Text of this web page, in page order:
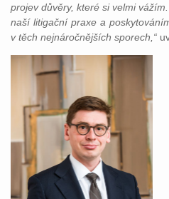
projev důvěry, které si velmi
naší litigační praxe a
v těch nejnáročnějších sporech,“